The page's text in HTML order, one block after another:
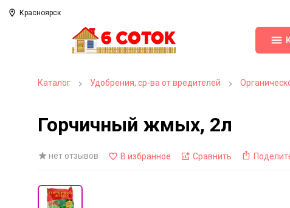
Красноярск
Каталог Удобрения, ср-ва от вредителей
Горчичный жмых, 2л
нет отзывов В избранное Сравнить